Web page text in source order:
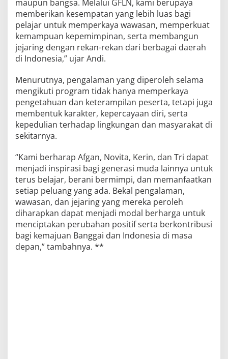
maupun bangsa. Melalui GFLN, kami berupaya
memberikan kesempatan yang lebih luas bagi
pelajar untuk memperkaya wawasan, memperkuat
kemampuan kepemimpinan, serta membangun
jejaring dengan rekan-rekan dari berbagai daerah
di Indonesia,” ujar Andi.
Menurutnya, pengalaman yang diperoleh selama
mengikuti program tidak hanya memperkaya
pengetahuan dan keterampilan peserta, tetapi juga
membentuk karakter, kepercayaan diri, serta
kepedulian terhadap lingkungan dan masyarakat di
sekitarnya.
“Kami berharap Afgan, Novita, Kerin, dan Tri dapat
menjadi inspirasi bagi generasi muda lainnya untuk
terus belajar, berani bermimpi, dan memanfaatkan
setiap peluang yang ada. Bekal pengalaman,
wawasan, dan jejaring yang mereka peroleh
diharapkan dapat menjadi modal berharga untuk
menciptakan perubahan positif serta berkontribusi
bagi kemajuan Banggai dan Indonesia di masa
depan,” tambahnya. **